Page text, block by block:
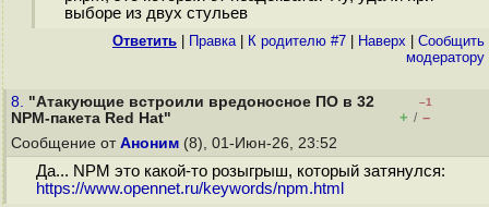
выборе из двух стульев
Ответить Правка| К родителю #7 Наверх
Cообщить
модератору
8. "Атакующие встроили вредоносное ПО в 32
NPM-пакета Red Hat"
–1
+ / –
Сообщение от Аноним (8), 01-Июн-26, 23:52
Да... NPM это какой-то розыгрыш, который затянулся:
https://www.opennet.ru/keywords/npm.html